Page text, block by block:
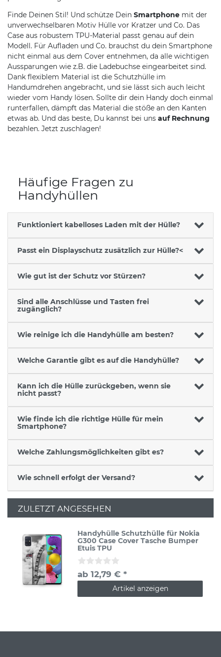
Finde Deinen Stil! Und schütze Dein Smartphone mit der
unverwechselbaren Motiv Hülle vor Kratzer und Co. Das
Case aus robustem TPU-Material passt genau auf dein
Modell. Für Aufladen und Co. brauchst du dein Smartphone
nicht einmal aus dem Cover entnehmen, da alle wichtigen
Aussparungen wie z.B. die Ladebuchse eingearbeitet sind.
Dank flexiblem Material ist die Schutzhülle im
Handumdrehen angebracht, und sie lässt sich auch leicht
wieder vom Handy lösen. Sollte dir dein Handy doch einmal
runterfallen, dämpft das Material die stöße an den Kanten
etwas ab. Und das beste, Du kannst bei uns auf Rechnung
bezahlen. Jetzt zuschlagen!
Häufige Fragen zu
Handyhüllen
Funktioniert kabelloses Laden mit der Hülle?
Passt ein Displayschutz zusätzlich zur Hülle?<
Wie gut ist der Schutz vor Stürzen?
Sind alle Anschlüsse und Tasten frei
zugänglich?
Wie reinige ich die Handyhülle am besten?
Welche Garantie gibt es auf die Handyhülle?
Kann ich die Hülle zurückgeben, wenn sie
nicht passt?
Wie finde ich die richtige Hülle für mein
Smartphone?
Welche Zahlungsmöglichkeiten gibt es?
Wie schnell erfolgt der Versand?
ZULETZT ANGESEHEN
Handyhülle Schutzhülle für Nokia
G300 Case Cover Tasche Bumper
Etuis TPU
ab 12,79 € *
Artikel anzeigen